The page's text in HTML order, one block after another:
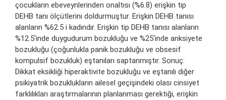
çocukların ebeveynlerinden onaltısı (%6.8) erişkin tip
DEHB tanı ölçütlerini doldurmuştur. Erişkin DEHB tanısı
alanların %62.5 i kadındır. Erişkin tip DEHB tanısı alanların
%12.5'inde duygudurum bozukluğu ve %25'inde anksiyete
bozukluğu (çoğunlukla panik bozukluğu ve obsesif
kompulsif bozukluk) eştanıları saptanmıştır. Sonuç:
Dikkat eksikliği hiperaktivite bozukluğu ve eştanılı diğer
psikiyatrik bozuklukların ailesel geçişindeki olası cinsiyet
farklılıkları araştırmalarının planlanması gerektiği, erişkin